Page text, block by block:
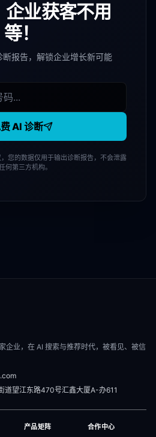
业获客不用
等！
断报告，解锁企业增长新可能
AI 诊断
您的数据仅用于输出诊断报告，不会泄露
何第三方机构。
企业，在 AI 搜索与推荐时代，被看见、被信
道望江东路470号汇鑫大厦A-办611
产品矩阵 合作中心